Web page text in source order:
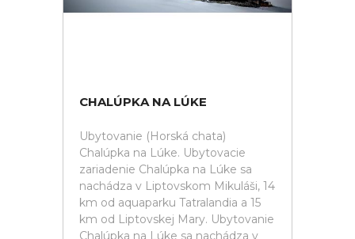
CHALÚPKA NA LÚKE
Ubytovanie (Horská chata)
Chalúpka na Lúke. Ubytovacie
zariadenie Chalúpka na Lúke sa
nachádza v Liptovskom Mikuláši, 14
km od aquaparku Tatralandia a 15
km od Liptovskej Mary. Ubytovanie
Chalúpka na Lúke sa nachádza v